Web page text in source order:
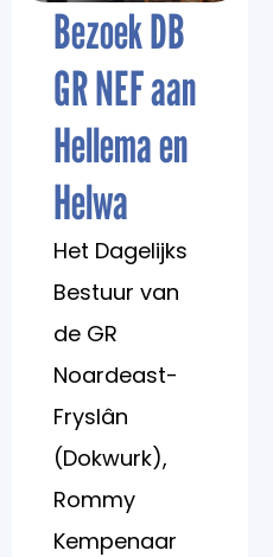
Bezoek DB
GR NEF aan
Hellema en
Helwa
Het Dagelijks
Bestuur van
de GR
Noardeast-
Fryslân
(Dokwurk),
Rommy
Kempenaar